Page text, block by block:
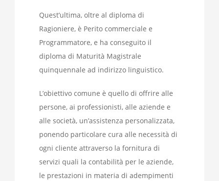
Quest’ultima, oltre al diploma di
Ragioniere, è Perito commerciale e
Programmatore, e ha conseguito il
diploma di Maturità Magistrale
quinquennale ad indirizzo linguistico.
L’obiettivo comune è quello di offrire alle
persone, ai professionisti, alle aziende e
alle società, un’assistenza personalizzata,
ponendo particolare cura alle necessità di
ogni cliente attraverso la fornitura di
servizi quali la contabilità per le aziende,
le prestazioni in materia di adempimenti